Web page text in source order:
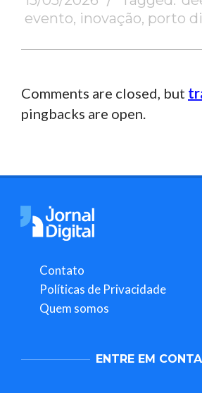
evento, inovação, porto
Comments are closed, but
pingbacks are open.
Contato
Políticas de Privacidade
Quem somos
ENTRE EM